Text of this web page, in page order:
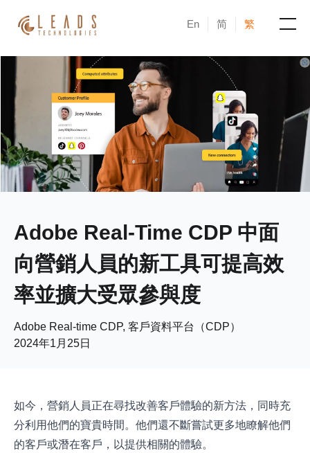
En 简 繁
成功案例
新聞與活動
關於凝新
Adobe Real-Time CDP 中面
向營銷人員的新工具可提高效
率並擴大受眾參與度
Adobe Real-time CDP, 客戶資料平台（CDP）
2024年1月25日
如今，營銷人員正在尋找改善客戶體驗的新方法，同時充
分利用他們的寶貴時間。他們還不斷嘗試更多地瞭解他們
的客戶或潛在客戶，以提供相關的體驗。